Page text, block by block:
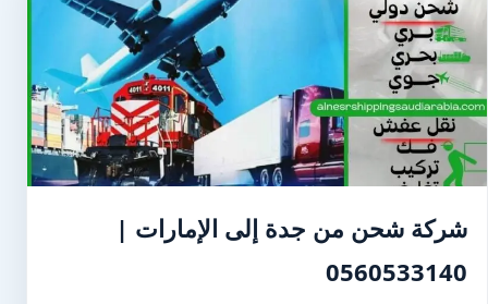
شركة شحن من جدة إلى الإمارات |
0560533140